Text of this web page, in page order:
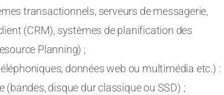
transactionnels, serveurs de messagerie,
(CRM), systèmes de planification des
Planning) ;
données web ou multimédia etc.) :
disque dur classique ou SSD) ;